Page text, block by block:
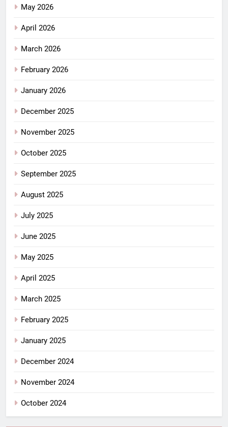
May 2026
April 2026
March 2026
February 2026
January 2026
December 2025
November 2025
October 2025
September 2025
August 2025
July 2025
June 2025
May 2025
April 2025
March 2025
February 2025
January 2025
December 2024
November 2024
October 2024